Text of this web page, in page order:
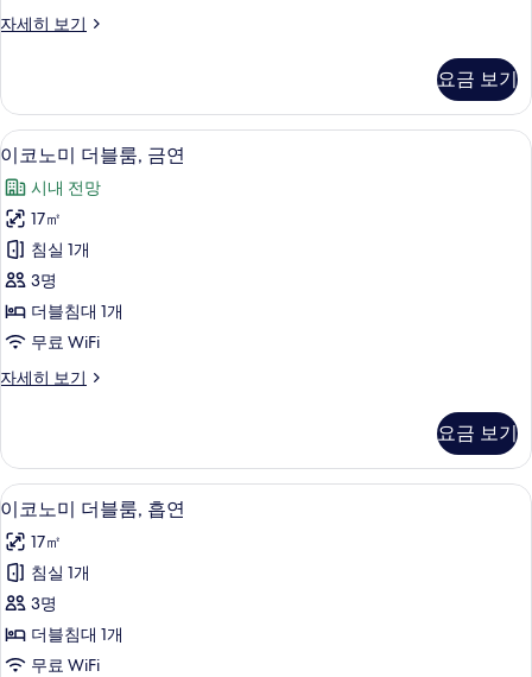
모
보
기
자세히 보기
트
연
자
세
히
보
기
요금 보기
이
코
노
미
더
블
룸,
연
진
모
두
보
기
고급 침구, 암막 커튼, 방음 설비, 다리
9
이코노미 더블룸, 금연
시내 전망
17㎡
침실 1개
3명
더블침대 1개
무료 WiFi
자세히 보기
이
더
블
룸,
금
연
자
세
히
보
기
요금 보기
이
코
노
미
더
블
고급 침구, 암막 커튼, 방음 설비, 다리
9
이코노미 더블룸, 흡연
17㎡
침실 1개
3명
더블침대 1개
무료 WiFi